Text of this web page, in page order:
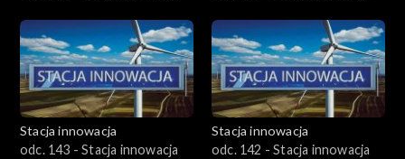
Stacja innowacja
odc. 143 - Stacja innowacja
Stacja innowacja
odc. 142 - Stacja innowacja